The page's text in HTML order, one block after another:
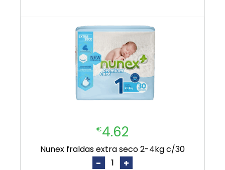
€4.62
nunex fraldas extra seco 2-4kg c/30
- +